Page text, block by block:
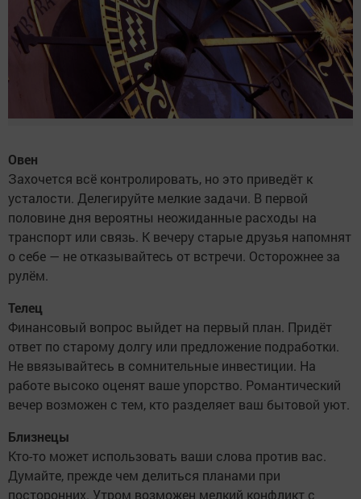
Овен
Захочется всё контролировать, но это приведёт к
усталости. Делегируйте мелкие задачи. В первой
половине дня вероятны неожиданные расходы на
транспорт или связь. К вечеру старые друзья напомнят
о себе — не отказывайтесь от встречи. Осторожнее за
рулём.
Телец
Финансовый вопрос выйдет на первый план. Придёт
ответ по старому долгу или предложение подработки.
Не ввязывайтесь в сомнительные инвестиции. На
работе высоко оценят ваше упорство. Романтический
вечер возможен с тем, кто разделяет ваш бытовой уют.
Близнецы
Кто-то может использовать ваши слова против вас.
Думайте, прежде чем делиться планами при
посторонних. Утром возможен мелкий конфликт с